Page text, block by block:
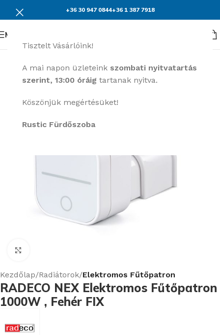
Tisztelt Vásárlóink!
A mai napon üzleteink szombati nyitvatartás
szerint, 13:00 óráig tartanak nyitva.
Köszönjük megértésüket!
Rustic Fürdőszoba
+36 30 947 0844+36 1 387 7918
Menü
Kezdőlap Radiátorok Elektromos Fűtőpatron
RADECO NEX Elektromos Fűtőpatron
1000W , Fehér FIX